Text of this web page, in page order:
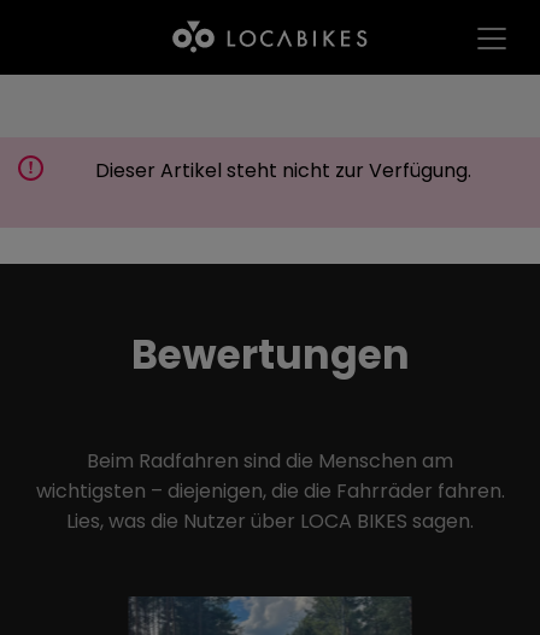
Dieser Artikel steht nicht zur Verfügung.
Bewertungen
Beim Radfahren sind die Menschen am
wichtigsten – diejenigen, die die Fahrräder fahren.
Lies, was die Nutzer über LOCA BIKES sagen.